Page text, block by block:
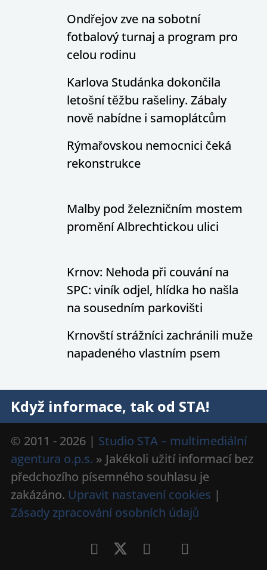
Ondřejov zve na sobotní
fotbalový turnaj a program pro
celou rodinu
Karlova Studánka dokončila
letošní těžbu rašeliny. Zábaly
nově nabídne i samoplátcům
Rýmařovskou nemocnici čeká
rekonstrukce
Malby pod železničním mostem
promění Albrechtickou ulici
Krnov: Nehoda při couvání na
SPC: viník odjel, hlídka ho našla
na sousedním parkovišti
Krnovští strážníci zachránili muže
napadeného vlastním psem
Když informace, tak od STA!
© 2011 - 2026 | Studio STA – multimediální
agentura o.p.s. » Jakékoli užití informací bez
předchozího písemného souhlasu je
zakázáno. Upravit nastavení cookies |
Zásady zpracování osobních údajů